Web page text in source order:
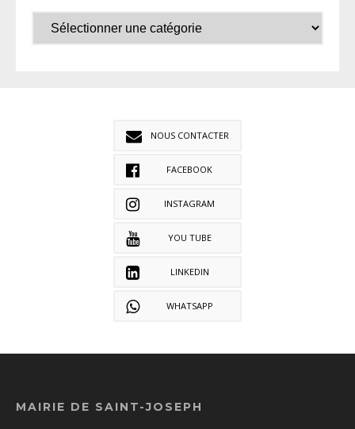
NOUS CONTACTER
FACEBOOK
INSTAGRAM
YOU TUBE
LINKEDIN
WHATSAPP
MAIRIE DE SAINT-JOSEPH